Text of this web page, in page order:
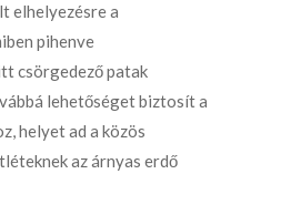
elhelyezésre a
pihenve
csörgedező patak
lehetőséget biztosít a
helyet ad a közös
az árnyas erdő